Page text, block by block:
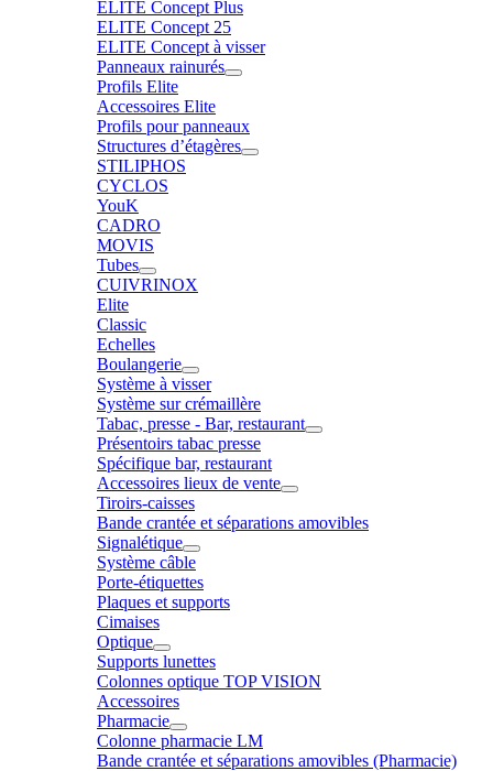
ELITE Concept Plus
ELITE Concept 25
ELITE Concept à visser
Panneaux rainurés
Profils Elite
Accessoires Elite
Profils pour panneaux
Structures d’étagères
STILIPHOS
CYCLOS
YouK
CADRO
MOVIS
Tubes
CUIVRINOX
Elite
Classic
Echelles
Boulangerie
Système à visser
Système sur crémaillère
Tabac, presse - Bar, restaurant
Présentoirs tabac presse
Spécifique bar, restaurant
Accessoires lieux de vente
Tiroirs-caisses
Bande crantée et séparations amovibles
Signalétique
Système câble
Porte-étiquettes
Plaques et supports
Cimaises
Optique
Supports lunettes
Colonnes optique TOP VISION
Accessoires
Pharmacie
Colonne pharmacie LM
Bande crantée et séparations amovibles (Pharmacie)